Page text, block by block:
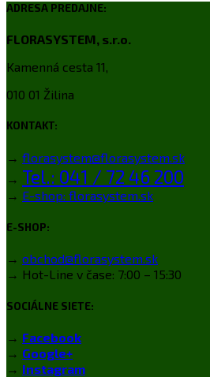
ADRESA PREDAJNE:
FLORASYSTEM, s.r.o.
Kamenná cesta 11,
010 01 Žilina
KONTAKT:
→ florasystem@florasystem.sk
→ Tel.: 041 / 72 46 200
→ E-shop: florasystem.sk
E-SHOP:
→ obchod@florasystem.sk
→ Hot-Line v čase: 7:00 – 15:30
SOCIÁLNE SIETE:
→ Facebook
→ Google+
→ Instagram